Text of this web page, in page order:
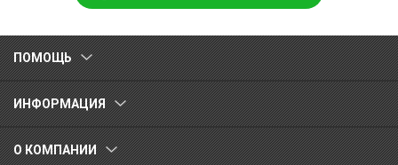
ПОМОЩЬ
ИНФОРМАЦИЯ
О КОМПАНИИ